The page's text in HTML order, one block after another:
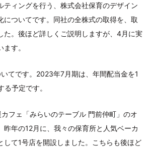
ティングを行う、株式会社保育のデザイン
についてです。同社の全株式の取得を、取
た。後ほど詳しくご説明しますが、4月に実
す。
てです。2023年7月期は、年間配当金を1
予定です。
フェ「みらいのテーブル 門前仲町」のオ
昨年の12月に、我々の保育所と人気ベーカ
して1号店を開設しました。こちらも後ほど